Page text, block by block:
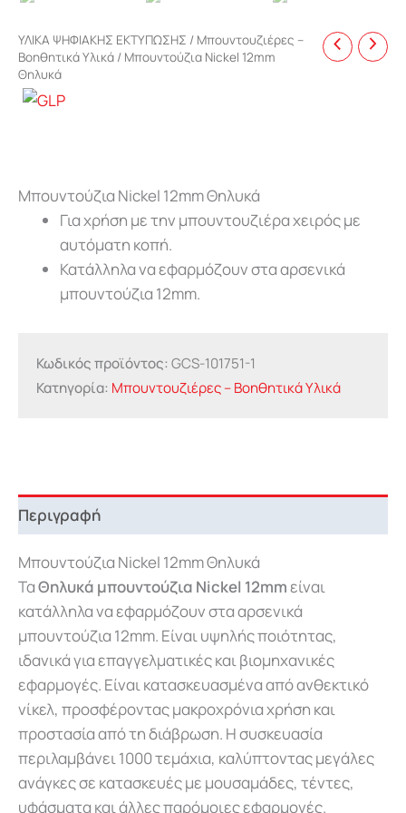
ΥΛΙΚΑ ΨΗΦΙΑΚΗΣ ΕΚΤΥΠΩΣΗΣ / Μπουντουζιέρες –
Βοηθητικά Υλικά / Μπουντούζια Nickel 12mm
Θηλυκά
Μπουντούζια Nickel 12mm Θηλυκά
Για χρήση με την μπουντουζιέρα χειρός με
αυτόματη κοπή.
Κατάλληλα να εφαρμόζουν στα αρσενικά
μπουντούζια 12mm.
Κωδικός προϊόντος: GCS-101751-1
Κατηγορία: Μπουντουζιέρες – Βοηθητικά Υλικά
Περιγραφή
Μπουντούζια Nickel 12mm Θηλυκά
ΤαΘηλυκά μπουντούζια Nickel 12mmείναι
κατάλληλα να εφαρμόζουν στα αρσενικά
μπουντούζια 12mm. Είναι υψηλής ποιότητας,
ιδανικά για επαγγελματικές και βιομηχανικές
εφαρμογές. Είναι κατασκευασμένα από ανθεκτικό
νίκελ, προσφέροντας μακροχρόνια χρήση και
προστασία από τη διάβρωση. Η συσκευασία
περιλαμβάνει 1000 τεμάχια, καλύπτοντας μεγάλες
ανάγκες σε κατασκευές με μουσαμάδες, τέντες,
υφάσματα και άλλες παρόμοιες εφαρμογές.